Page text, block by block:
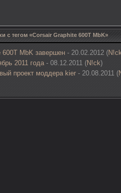
с тегом «Corsair Graphite 600T MbK»
600T MbK завершен - 20.02.2012 (
2011 года- 08.12.2011 (N!ck)
проект моддера kier - 20.08.2011 (